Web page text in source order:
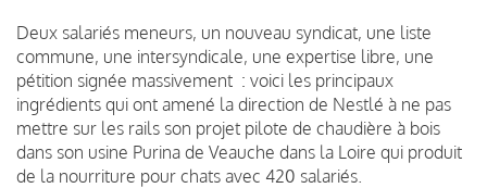
Deux salariés meneurs, un nouveau syndicat, une liste
commune, une intersyndicale, une expertise libre, une
pétition signée massivement : voici les principaux
ingrédients qui ont amené la direction de Nestlé à ne pas
mettre sur les rails son projet pilote de chaudière à bois
dans son usine Purina de Veauche dans la Loire qui produit
de la nourriture pour chats avec 420 salariés.